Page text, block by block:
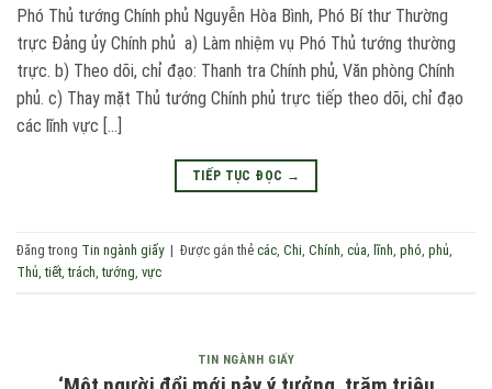
Phó Thủ tướng Chính phủ Nguyễn Hòa Bình, Phó Bí thư Thường
trực Đảng ủy Chính phủ a) Làm nhiệm vụ Phó Thủ tướng thường
trực. b) Theo dõi, chỉ đạo: Thanh tra Chính phủ, Văn phòng Chính
phủ. c) Thay mặt Thủ tướng Chính phủ trực tiếp theo dõi, chỉ đạo
các lĩnh vực […]
TIẾP TỤC ĐỌC →
Đăng trong Tin ngành giấy | Được gắn thẻ các, Chi, Chính, của, lĩnh, phó, phủ,
Thủ,tiết,trách,tướng, vực
TIN NGÀNH GIẤY